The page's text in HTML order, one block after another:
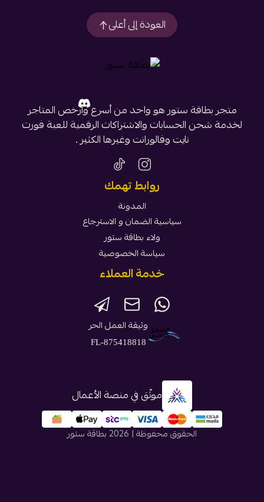
العودة إلى أعلى
متجر بطاقة ستور هو واحد من أسرع وأرخص المتاجر
لخدمة شحن الحسابات والاشتراكات الرقمية للعبة فورت
نايت وفالورانت وغيرها الكثير .
روابط تهمك
المدونة
سياسية الضمان و الاسترجاع
ولاء بطاقة ستور
سياسة الخصوصية
خدمة العملاء
وثيقة العمل الحر
FL-875418818
موثّق في منصة الأعمال
الحقوق محفوظة | 2026 بطاقة ستور